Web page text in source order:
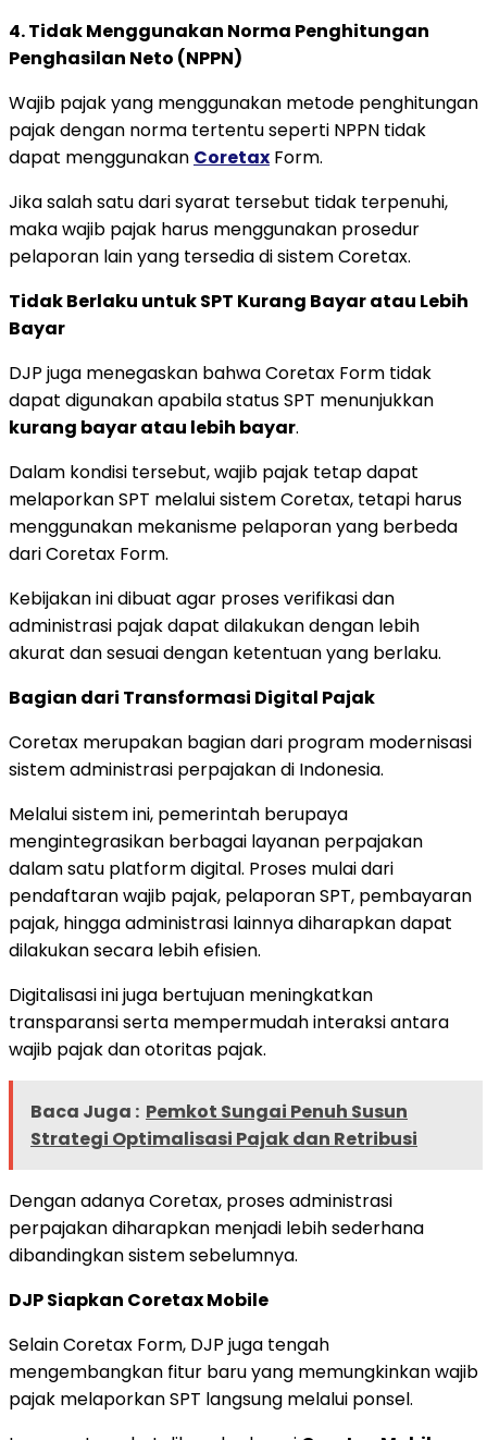
4. Tidak Menggunakan Norma Penghitungan
Penghasilan Neto (NPPN)
Wajib pajak yang menggunakan metode penghitungan
pajak dengan norma tertentu seperti NPPN tidak
dapat menggunakan Coretax Form.
Jika salah satu dari syarat tersebut tidak terpenuhi,
maka wajib pajak harus menggunakan prosedur
pelaporan lain yang tersedia di sistem Coretax.
Tidak Berlaku untuk SPT Kurang Bayar atau Lebih
Bayar
DJP juga menegaskan bahwa Coretax Form tidak
dapat digunakan apabila status SPT menunjukkan
kurang bayar atau lebih bayar.
Dalam kondisi tersebut, wajib pajak tetap dapat
melaporkan SPT melalui sistem Coretax, tetapi harus
menggunakan mekanisme pelaporan yang berbeda
dari Coretax Form.
Kebijakan ini dibuat agar proses verifikasi dan
administrasi pajak dapat dilakukan dengan lebih
akurat dan sesuai dengan ketentuan yang berlaku.
Bagian dari Transformasi Digital Pajak
Coretax merupakan bagian dari program modernisasi
sistem administrasi perpajakan di Indonesia.
Melalui sistem ini, pemerintah berupaya
mengintegrasikan berbagai layanan perpajakan
dalam satu platform digital. Proses mulai dari
pendaftaran wajib pajak, pelaporan SPT, pembayaran
pajak, hingga administrasi lainnya diharapkan dapat
dilakukan secara lebih efisien.
Digitalisasi ini juga bertujuan meningkatkan
transparansi serta mempermudah interaksi antara
wajib pajak dan otoritas pajak.
Baca Juga : Pemkot Sungai Penuh Susun
Strategi Optimalisasi Pajak dan Retribusi
Dengan adanya Coretax, proses administrasi
perpajakan diharapkan menjadi lebih sederhana
dibandingkan sistem sebelumnya.
DJP Siapkan Coretax Mobile
Selain Coretax Form, DJP juga tengah
mengembangkan fitur baru yang memungkinkan wajib
pajak melaporkan SPT langsung melalui ponsel.